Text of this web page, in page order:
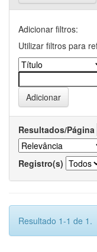
Adicionar filtros:
Utilizar filtros para
Resultados/Página
Registro(s)
Resultado 1-1 de 1.